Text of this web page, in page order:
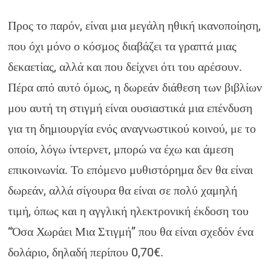
Προς το παρόν, είναι μια μεγάλη ηθική ικανοποίηση,
που όχι μόνο ο κόσμος διαβάζει τα γραπτά μιας
δεκαετίας, αλλά και που δείχνει ότι του αρέσουν.
Πέρα από αυτό όμως, η δωρεάν διάθεση των βιβλίων
μου αυτή τη στιγμή είναι ουσιαστικά μια επένδυση
για τη δημιουργία ενός αναγνωστικού κοινού, με το
οποίο, λόγω ίντερνετ, μπορώ να έχω και άμεση
επικοινωνία. Το επόμενο μυθιστόρημα δεν θα είναι
δωρεάν, αλλά σίγουρα θα είναι σε πολύ χαμηλή
τιμή, όπως και η αγγλική ηλεκτρονική έκδοση του
“Όσα Χωράει Μια Στιγμή” που θα είναι σχεδόν ένα
δολάριο, δηλαδή περίπου 0,70€.